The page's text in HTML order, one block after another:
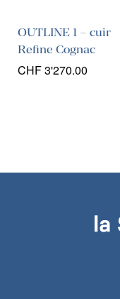
OUTLINE 1 – cuir
Refine Cognac
CHF3'270.00